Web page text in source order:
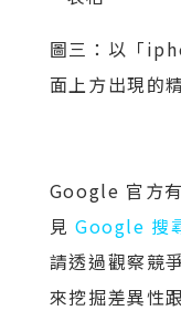
圖三：以「
面上方出現的
Google 官方
見 Google 搜
請透過觀察競
來挖掘差異性